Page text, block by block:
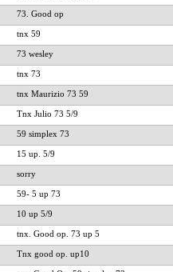
73. Good op
tnx 59
73 wesley
tnx 73
tnx Maurizio 73 59
Tnx Julio 73 5/9
59 simplex 73
15 up. 5/9
sorry
59- 5 up 73
10 up 5/9
tnx. Good op. 73 up 5
Tnx good op. up10